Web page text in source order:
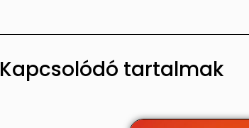
Kapcsolódó tartalmak